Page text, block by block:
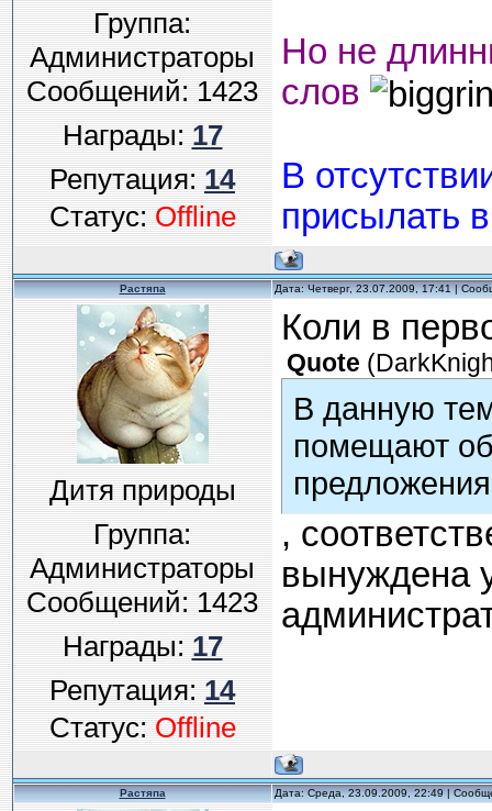
Группа:
Администраторы
Сообщений:1423
Награды:17
Репутация:14
Статус:Offline
Но не
слов
В
присылать
Растяпа Дата: Четверг, 23.07.2009, 17:41 |
Дитя природы
Группа:
Администраторы
Сообщений:1423
Награды:17
Репутация:14
Статус:Offline
Коли в
Quote (
В данную
помещают
,
вынуждена
Растяпа Дата: Среда, 23.09.2009, 22:49 |